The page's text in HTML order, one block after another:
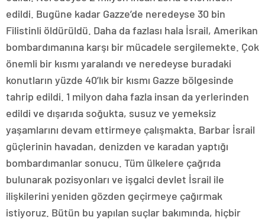
edildi. Bugüne kadar Gazze’de neredeyse 30 bin
Filistinli öldürüldü. Daha da fazlası hala İsrail, Amerikan
bombardımanına karşı bir mücadele sergilemekte. Çok
önemli bir kısmı yaralandı ve neredeyse buradaki
konutların yüzde 40’lık bir kısmı Gazze bölgesinde
tahrip edildi. 1 milyon daha fazla insan da yerlerinden
edildi ve dışarıda soğukta, susuz ve yemeksiz
yaşamlarını devam ettirmeye çalışmakta. Barbar İsrail
güçlerinin havadan, denizden ve karadan yaptığı
bombardımanlar sonucu. Tüm ülkelere çağrıda
bulunarak pozisyonları ve işgalci devlet İsrail ile
ilişkilerini yeniden gözden geçirmeye çağırmak
istiyoruz. Bütün bu yapılan suçlar bakımında, hiçbir